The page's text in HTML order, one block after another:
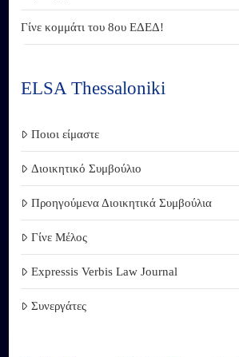
Γίνε κομμάτι του 8ου ΕΔΕΔ!
ELSA Thessaloniki
Ποιοι είμαστε
Διοικητικό Συμβούλιο
Προηγούμενα Διοικητικά Συμβούλια
Γίνε Μέλος
Expressis Verbis Law Journal
Συνεργάτες